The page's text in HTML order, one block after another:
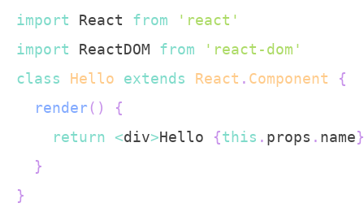
import React from
'react'
import
ReactDOM from
'react-dom'
class
Hello extends React . Component
{
render ( )
{
return <div> Hello {this . props . name}
}
}